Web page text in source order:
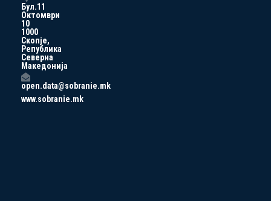
Бул.11
Октомври
10
1000
Скопје,
Република
Северна
Македонија
open.data@sobranie.mk
www.sobranie.mk